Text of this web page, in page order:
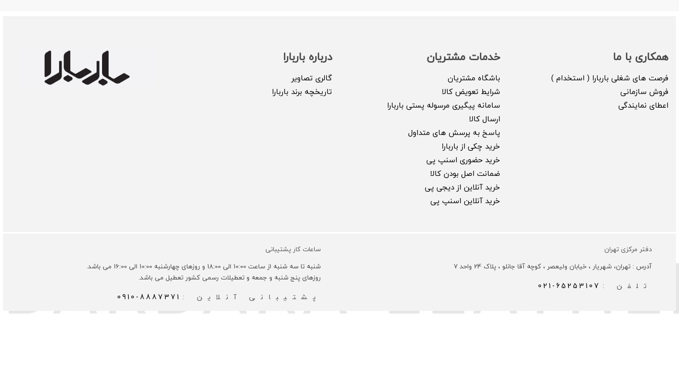
همکاری با ما
فرصت های شغلی باربارا ( استخدام )
فروش سازمانی
اعطای نمایندگی
خدمات مشتریان
باشگاه مشتریان
شرایط تعویض کالا
سامانه پیگیری مرسوله پستی باربارا
ارسال کالا
پاسخ به پرسش های متداول
خرید چکی از باربارا
خرید حضوری اسنپ پی
ضمانت اصل بودن کالا
خرید آنلاین از دیجی پی
خرید آنلاین اسنپ پی
درباره باربارا
گالری تصاویر
تاریخچه برند باربارا
دفتر مرکزی تهران
آدرس : تهران، شهریار ، خیابان ولیعصر ، کوچه آقا جانلو ، پلاک 24 واحد 7
تلفن : 021-65253107
ساعات کار پشتیبانی
شنبه تا سه شنبه از ساعت 10:00 الی 18:00 و روزهای چهارشنبه 10:00 الی 16:00 می باشد.
روزهای پنج شنبه و جمعه و تعطیلات رسمی کشور تعطیل می باشد.
پشتیبانی آنلاین : 0910-8887371